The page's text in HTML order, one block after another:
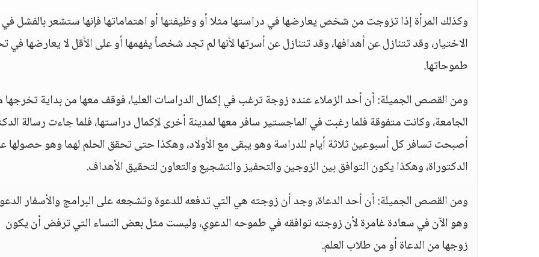
وكذلك المرأة إذا تزوجت من شخص يعارضها في دراستها مثلا أو وظيفتها أو اهتماماتها فإنها ستشعر بالفشل في
الاختيار، وقد تتنازل عن أهدافها، وقد تتنازل عن أسرتها لأنها لم تجد شخصاً يفهمها أو على الأقل لا يعارضها في
طموحاتها.
ومن القصص الجميلة: أن أحد الزملاء عنده زوجة ترغب في إكمال الدراسات العليا، فوقف معها من بداية
الجامعة، وكانت متفوقة فلما رغبت في الماجستير سافر معها لمدينة أخرى لإكمال دراستها، فلما جاءت رسالة
أصبحت تسافر كل أسبوعين ثلاثة أيام للدراسة وهو يبقى مع الأولاد، وهكذا حتى تحقق الحلم لهما وهو حصولها
الدكتوراة، وهكذا يكون التوافق بين الزوجين والتحفيز والتشجيع والتعاون لتحقيق الأهداف.
ومن القصص الجميلة: أن أحد الدعاة، وجد أن زوجته هي التي تدفعه للدعوة وتشجعه على البرامج والأسفار
وهو الآن في سعادة غامرة لأن زوجته توافقه في طموحه الدعوي، وليست مثل بعض النساء التي ترفض أن يكون
زوجها من الدعاة أو من طلاب العلم.